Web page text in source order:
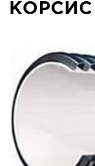
КОРСИС